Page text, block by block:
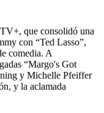
que consolidó una
con “Ted Lasso”,
comedia. A
“Margo's Got
y Michelle Pfeiffer
y la aclamada